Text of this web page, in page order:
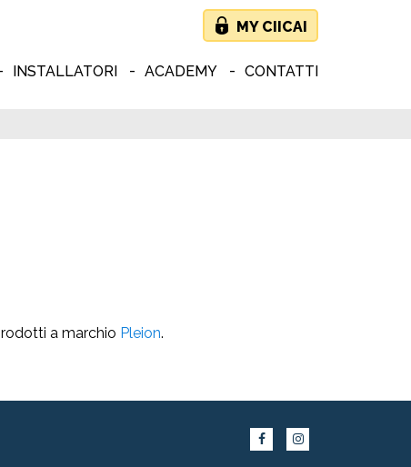
MY CIICAI
INSTALLATORI ACADEMY CONTATTI
a marchio Pleion.